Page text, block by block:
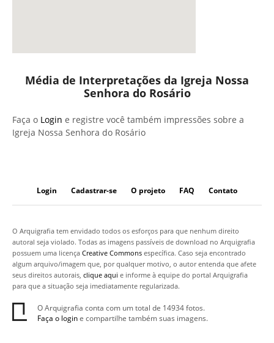
Média de Interpretações da Igreja Nossa
Senhora do Rosário
Faça o Login e registre você também impressões sobre a
Igreja Nossa Senhora do Rosário
Login Cadastrar-se O projeto FAQ Contato
O Arquigrafia tem envidado todos os esforços para que nenhum direito
autoral seja violado. Todas as imagens passíveis de download no Arquigrafia
possuem uma licença Creative Commons específica. Caso seja encontrado
algum arquivo/imagem que, por qualquer motivo, o autor entenda que afete
seus direitos autorais, clique aqui e informe à equipe do portal Arquigrafia
para que a situação seja imediatamente regularizada.
O Arquigrafia conta com um total de 14934 fotos.
Faça o logine compartilhe também suas imagens.